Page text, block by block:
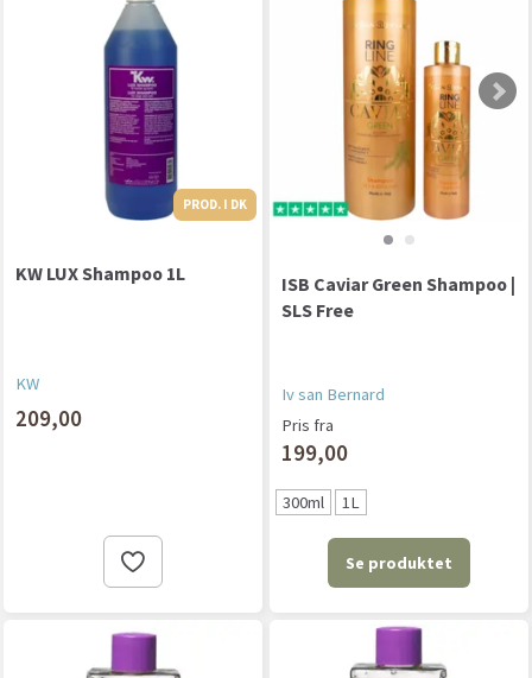
PROD. I DK
KW LUX Shampoo 1L
KW
209,00
ISB Caviar Green Shampoo |
SLS Free
Iv san Bernard
Pris fra
199,00
300ml 1L
Se produktet